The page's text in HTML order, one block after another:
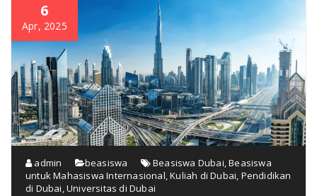
6
Apr, 2025
admin beasiswa Beasiswa Dubai,Beasiswa
untuk Mahasiswa Internasional,Kuliah di Dubai, Pendidikan
di Dubai,Universitas di Dubai